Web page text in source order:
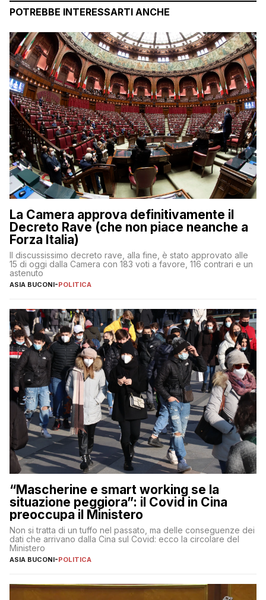
POTREBBE INTERESSARTI ANCHE
La Camera approva definitivamente il
Decreto Rave (che non piace neanche a
Forza Italia)
Il discussissimo decreto rave, alla fine, è stato approvato alle
15 di oggi dalla Camera con 183 voti a favore, 116 contrari e un
astenuto
ASIA BUCONI-POLITICA
“Mascherine e smart working se la
situazione peggiora”: il Covid in Cina
preoccupa il Ministero
Non si tratta di un tuffo nel passato, ma delle conseguenze dei
dati che arrivano dalla Cina sul Covid: ecco la circolare del
Ministero
ASIA BUCONI-POLITICA